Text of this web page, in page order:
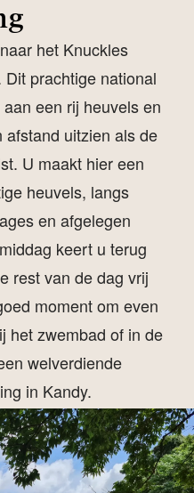
het Knuckles
prachtige national
een rij heuvels en
afstand uitzien als de
U maakt hier een
heuvels, langs
en afgelegen
keert u terug
rest van de dag vrij
moment om even
het zwembad of in de
welverdiende
in Kandy.